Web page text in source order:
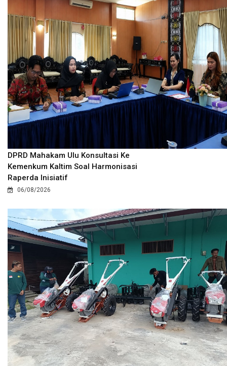
DPRD Mahakam Ulu Konsultasi Ke
Kemenkum Kaltim Soal Harmonisasi
Raperda Inisiatif
06/08/2026